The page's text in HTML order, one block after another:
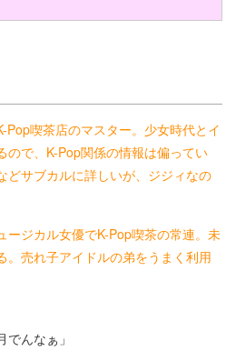
Pop喫茶店のマスター。少女時代とイ
ので、K-Pop関係の情報は偏ってい
どサブカルに詳しいが、ジジィなの
ージカル女優でK-Pop喫茶の常連。未
。売れ子アイドルの弟をうまく利用
んなぁ」